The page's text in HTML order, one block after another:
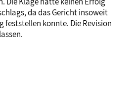
da das Gericht insoweit
feststellen konnte. Die Revision